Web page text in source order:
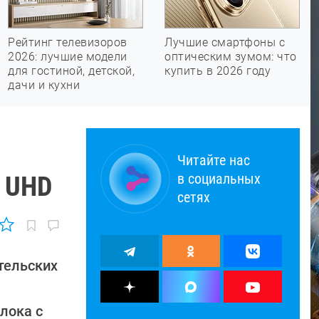
Рейтинг телевизоров
2026: лучшие модели
для гостиной, детской,
дачи и кухни
Лучшие смартфоны с
оптическим зумом: что
купить в 2026 году
с
Читайте нас
в социальных
сетях